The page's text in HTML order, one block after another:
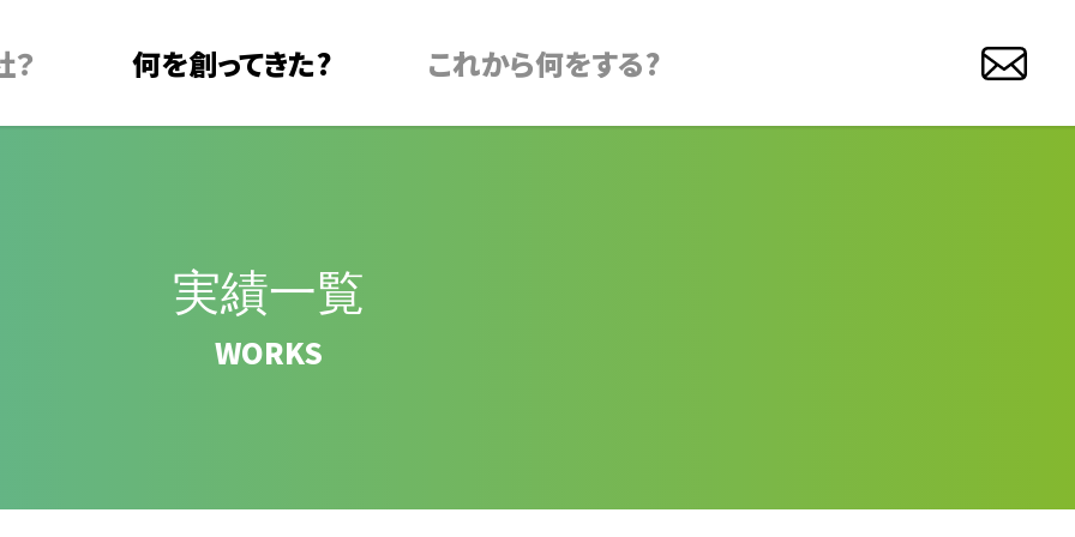
何を創ってきた? これから何をする?
実績一覧
WORKS